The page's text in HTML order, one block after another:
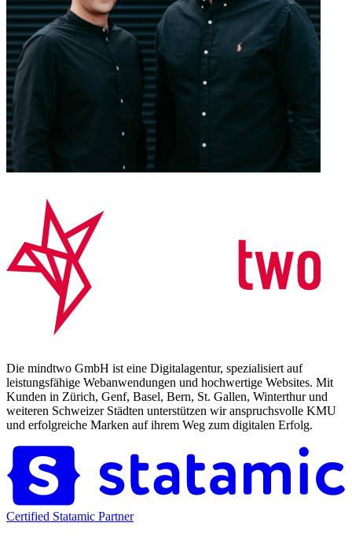
Die mindtwo GmbH ist eine Digitalagentur, spezialisiert auf
leistungsfähige Webanwendungen und hochwertige Websites. Mit
Kunden in Zürich, Genf, Basel, Bern, St. Gallen, Winterthur und
weiteren Schweizer Städten unterstützen wir anspruchsvolle KMU
und erfolgreiche Marken auf ihrem Weg zum digitalen Erfolg.
Certified Statamic Partner